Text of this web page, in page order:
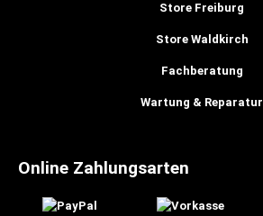
Store Freiburg
Store Waldkirch
Fachberatung
Wartung & Reparatur
Online Zahlungsarten